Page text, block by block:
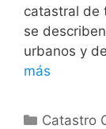
catastral de
se
urbanos y
más
Catastro